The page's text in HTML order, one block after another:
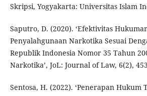
Skripsi, Yogyakarta: Universitas Islam
Saputro, D. (2020). ‘Efektivitas
Penyalahgunaan Narkotika Sesuai
Republik Indonesia Nomor 35 Tahun
Narkotika’, JoL: Journal of Law, 6(2),
Sentosa, H. (2022). ‘Penerapan Hukum